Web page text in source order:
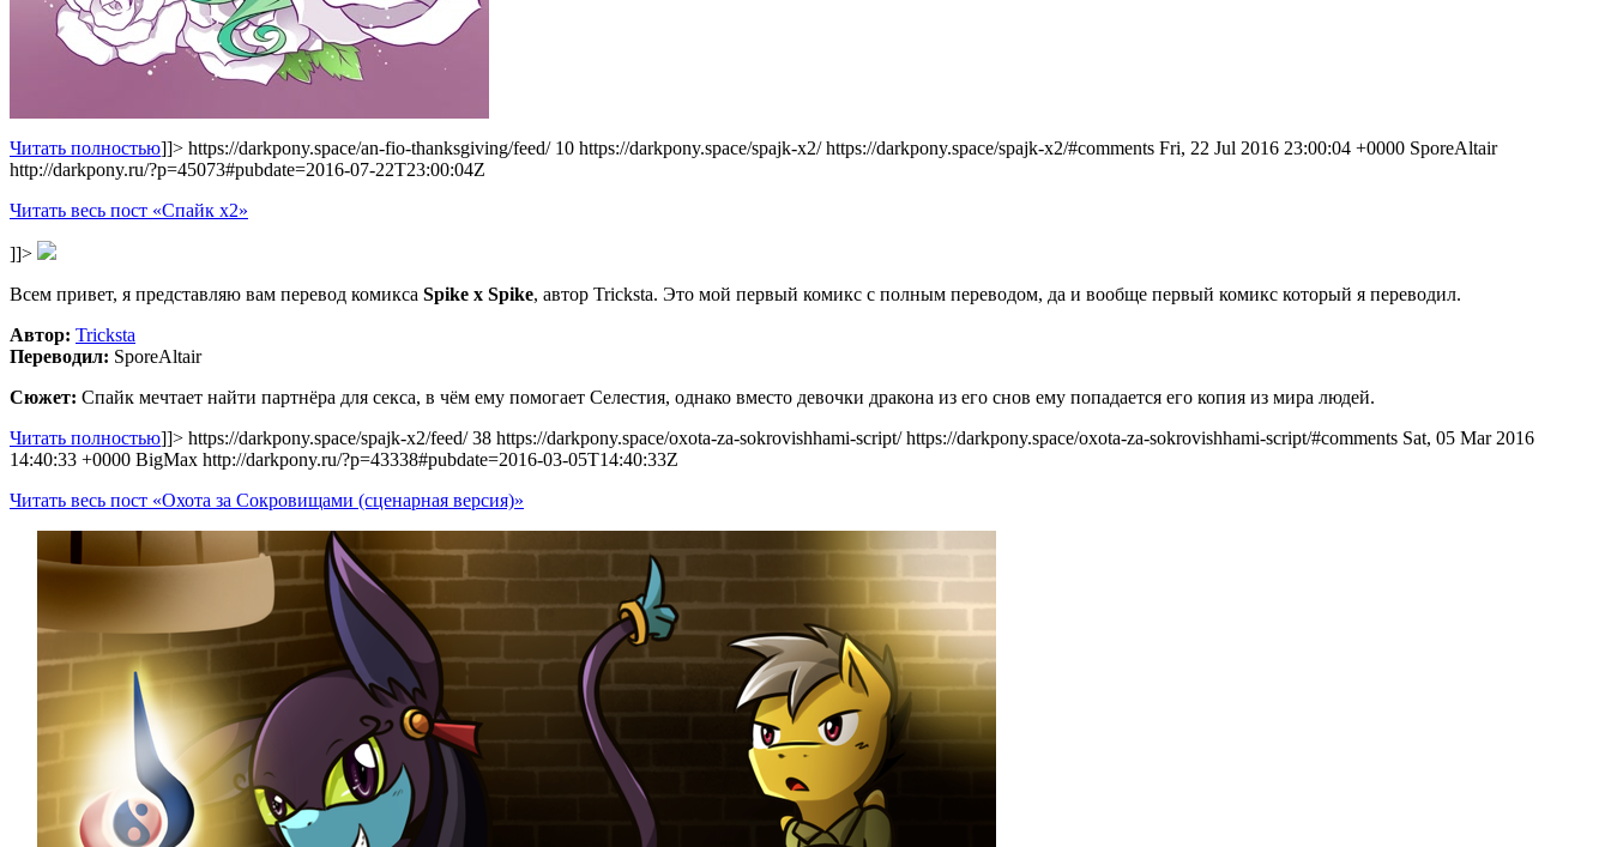
Читать полностью]]> https://darkpony.space/an-fio-thanksgiving/feed/ 10 https://darkpony.space/spajk-x2/https://darkpony.space/spajk-x2/#comments Fri, 22 Jul 2016 23:00:04 +0000 SporeAltair
http://darkpony.ru/?p=45073#pubdate=2016-07-22T23:00:04Z
Читать весь пост «Спайк x2»
]]>
Всем привет, я представляю вам перевод комикса Spike x Spike, автор Tricksta. Это мой первый комикс с полным переводом, да и вообще первый комикс который я переводил.
Автор: Tricksta
Переводил: SporeAltair
Сюжет: Спайк мечтает найти партнёра для секса, в чём ему помогает Селестия, однако вместо девочки дракона из его снов ему попадается его копия из мира людей.
Читать полностью]]> https://darkpony.space/spajk-x2/feed/ 38 https://darkpony.space/oxota-za-sokrovishhami-script/https://darkpony.space/oxota-za-sokrovishhami-script/#comments Sat, 05 Mar 2016
14:40:33 +0000 BigMax http://darkpony.ru/?p=43338#pubdate=2016-03-05T14:40:33Z
Читать весь пост «Охота за Сокровищами (сценарная версия)»